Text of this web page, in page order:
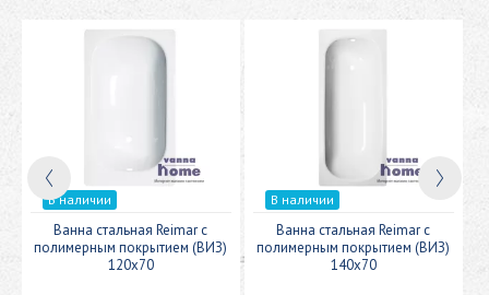
В наличии
Ванна стальная Reimar с
полимерным покрытием (ВИЗ)
120x70
В наличии
Ванна стальная Reimar с
полимерным покрытием (ВИЗ)
140x70